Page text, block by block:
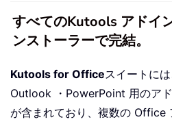
すべてのKutools アドイ
ンストーラーで完結。
Kutools for Officeスイートに
Outlook ・PowerPoint 用のア
が含まれており、複数の Office